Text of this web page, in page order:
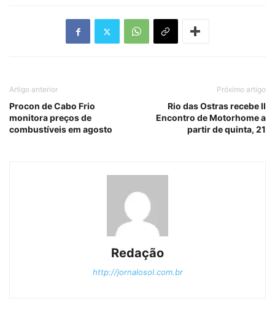
Artigo anterior
Procon de Cabo Frio
monitora preços de
combustíveis em agosto
Próximo artigo
Rio das Ostras recebe II
Encontro de Motorhome a
partir de quinta, 21
Redação
http://jornalosol.com.br